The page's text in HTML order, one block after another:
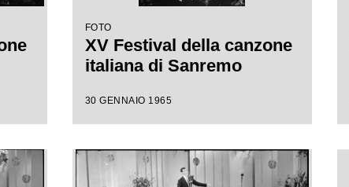
FOTO
XV Festival della canzone
italiana di Sanremo
30 GENNAIO 1965